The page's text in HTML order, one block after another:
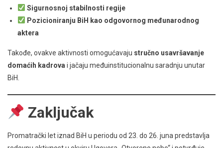
Sigurnosnoj stabilnosti regije
Pozicioniranju BiH kao odgovornog međunarodnog
aktera
Takođe, ovakve aktivnosti omogućavaju stručno usavršavanje
domaćih kadrova i jačaju međuinstitucionalnu saradnju unutar
BiH.
Zaključak
Promatrački let iznad BiH u periodu od 23. do 26. juna predstavlja